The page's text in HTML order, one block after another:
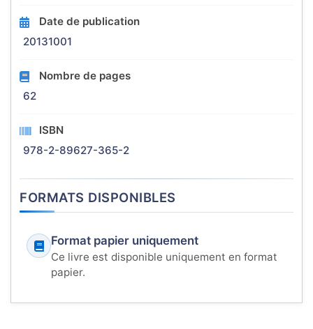
Date de publication
20131001
Nombre de pages
62
ISBN
978-2-89627-365-2
FORMATS DISPONIBLES
Format papier uniquement
Ce livre est disponible uniquement en format
papier.